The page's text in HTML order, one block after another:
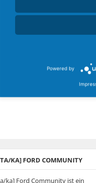
KA] FORD COMMUNITY
ka] Ford Community ist ein
Powered by